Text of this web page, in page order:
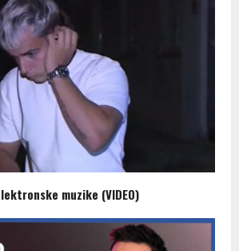
muzike (VIDEO)